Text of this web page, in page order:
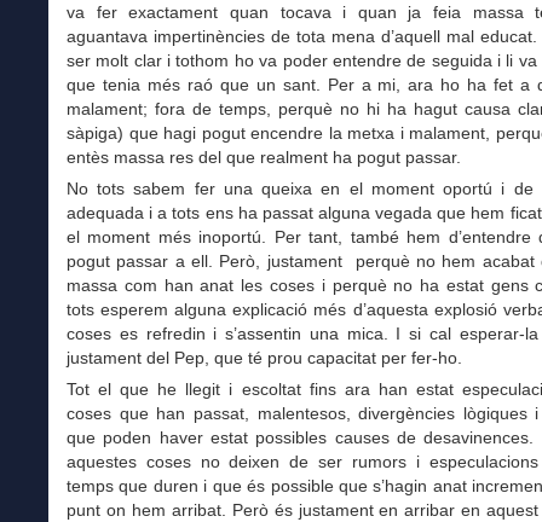
va fer exactament quan tocava i quan ja feia massa
aguantava impertinències de tota mena d’aquell mal
ser molt clar i tothom ho va poder entendre de seguida i li va
que tenia més raó que un sant. Per a mi, ara ho ha fet a
malament; fora de temps, perquè no hi ha hagut causa
sàpiga) que hagi pogut encendre la metxa i malament,
entès massa res del que realment ha pogut passar.
No tots sabem fer una queixa en el moment oportú i de
adequada i a tots ens ha passat alguna vegada que hem
el moment més inoportú. Per tant, també hem d’entendre
pogut passar a ell. Però, justament perquè no hem acabat
massa com han anat les coses i perquè no ha estat gens
tots esperem alguna explicació més d’aquesta explosió
coses es refredin i s’assentin una mica. I si cal esperar-la
justament del Pep, que té prou capacitat per fer-ho.
Tot el que he llegit i escoltat fins ara han estat
coses que han passat, malentesos, divergències lògiques
que poden haver estat possibles causes de desavinences.
aquestes coses no deixen de ser rumors i
temps que duren i que és possible que s’hagin anat
punt on hem arribat. Però és justament en arribar en